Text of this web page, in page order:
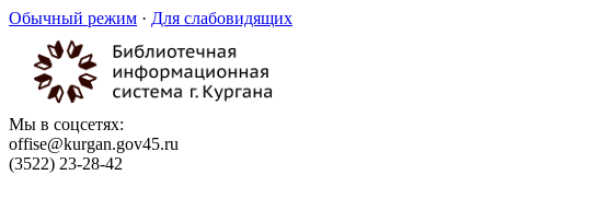
Обычный режим · Для слабовидящих
Мы в соцсетях:
offise@kurgan.gov45.ru
(3522) 23-28-42